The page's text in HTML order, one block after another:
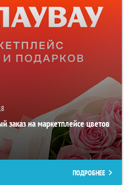
заказ на маркетплейсе цветов
ПОДРОБНЕЕ